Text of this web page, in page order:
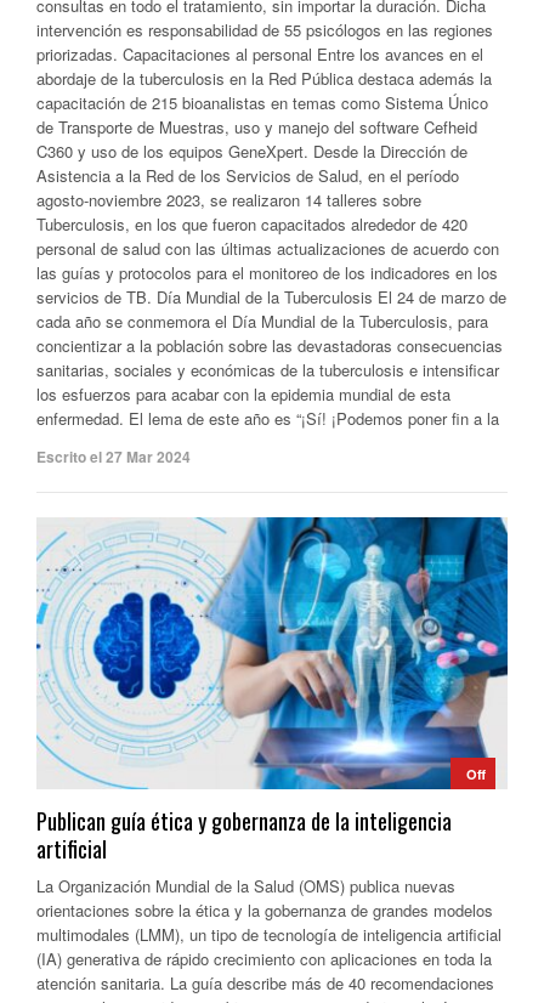
consultas en todo el tratamiento, sin importar la duración. Dicha
intervención es responsabilidad de 55 psicólogos en las regiones
priorizadas. Capacitaciones al personal Entre los avances en el
abordaje de la tuberculosis en la Red Pública destaca además la
capacitación de 215 bioanalistas en temas como Sistema Único
de Transporte de Muestras, uso y manejo del software Cefheid
C360 y uso de los equipos GeneXpert. Desde la Dirección de
Asistencia a la Red de los Servicios de Salud, en el período
agosto-noviembre 2023, se realizaron 14 talleres sobre
Tuberculosis, en los que fueron capacitados alrededor de 420
personal de salud con las últimas actualizaciones de acuerdo con
las guías y protocolos para el monitoreo de los indicadores en los
servicios de TB. Día Mundial de la Tuberculosis El 24 de marzo de
cada año se conmemora el Día Mundial de la Tuberculosis, para
concientizar a la población sobre las devastadoras consecuencias
sanitarias, sociales y económicas de la tuberculosis e intensificar
los esfuerzos para acabar con la epidemia mundial de esta
enfermedad. El lema de este año es “¡Sí! ¡Podemos poner fin a la
Escrito el 27 Mar 2024
Off
Publican guía ética y gobernanza de la inteligencia
artificial
La Organización Mundial de la Salud (OMS) publica nuevas
orientaciones sobre la ética y la gobernanza de grandes modelos
multimodales (LMM), un tipo de tecnología de inteligencia artificial
(IA) generativa de rápido crecimiento con aplicaciones en toda la
atención sanitaria. La guía describe más de 40 recomendaciones